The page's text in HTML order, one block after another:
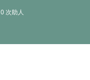
0次助人